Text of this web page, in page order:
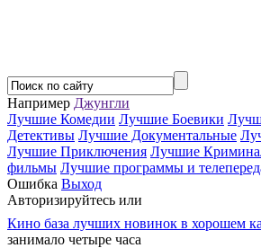
Например Джунгли
Лучшие Комедии Лучшие Боевики
Детективы Лучшие Документальные
Лучшие Приключения Лучшие
фильмы Лучшие программы и
Ошибка Выход
Авторизируйтесь или
Зарегистрируйтесь...
Кино база лучших новинок в хорошем
занимало четыре часа